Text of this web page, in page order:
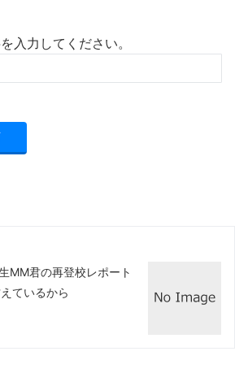
入力してください。
君の再登校レポート
ているから